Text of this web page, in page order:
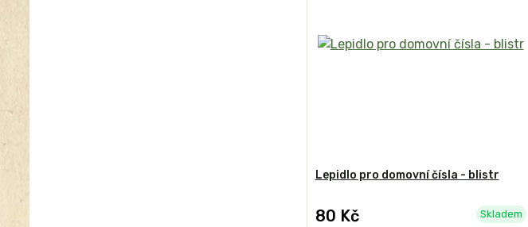
Lepidlo pro domovní čísla - blistr
80 Kč Skladem